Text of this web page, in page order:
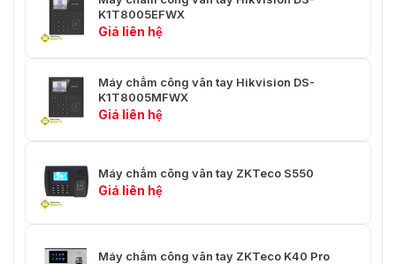
K1T8005EFWX
Giá liên hệ
Máy chấm công vân tay Hikvision DS-
K1T8005MFWX
Giá liên hệ
Máy chấm công vân tay ZKTeco S550
Giá liên hệ
Máy chấm công vân tay ZKTeco K40 Pro